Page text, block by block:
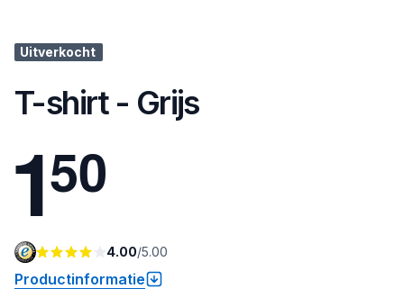
Uitverkocht
T-shirt - Grijs
150
4.00/5.00
Productinformatie